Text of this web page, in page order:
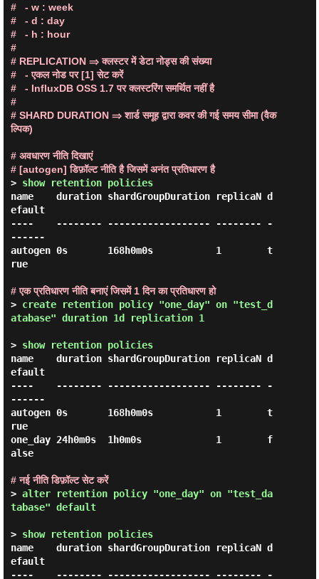
#   - w : week
#   - d : day
#   - h : hour
#
# REPLICATION ⇒ क्लस्टर में डेटा नोड्स की संख्या
#   - एकल नोड पर [1] सेट करें
#   - InfluxDB OSS 1.7 पर क्लस्टरिंग समर्थित नहीं है
#
# SHARD DURATION ⇒ शार्ड समूह द्वारा कवर की गई समय सीमा (वैक
ल्पिक)
# अवधारण नीति दिखाएं
# [autogen] डिफ़ॉल्ट नीति है जिसमें अनंत प्रतिधारण है
> show retention policies
name    duration shardGroupDuration replicaN d
efault
----    -------- ------------------ -------- -
------
autogen 0s       168h0m0s           1        t
rue
# एक प्रतिधारण नीति बनाएं जिसमें 1 दिन का प्रतिधारण हो
> create retention policy "one_day" on "test_d
atabase" duration 1d replication 1
> show retention policies
name    duration shardGroupDuration replicaN d
efault
----    -------- ------------------ -------- -
------
autogen 0s       168h0m0s           1        t
rue
one_day 24h0m0s  1h0m0s             1        f
alse
# नई नीति डिफ़ॉल्ट सेट करें
> alter retention policy "one_day" on "test_da
tabase" default
> show retention policies
name    duration shardGroupDuration replicaN d
efault
----    -------- ------------------ -------- -